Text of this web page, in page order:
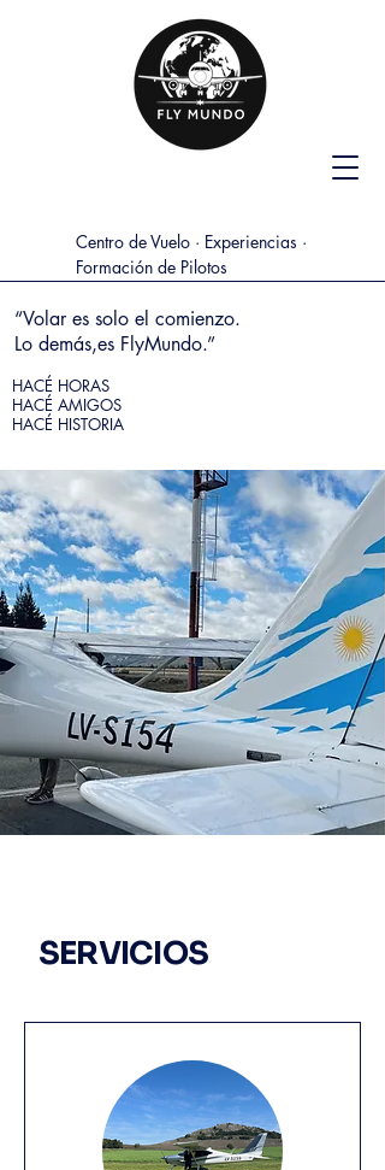
Centro de Vuelo · Experiencias ·
Formación de Pilotos
“Volar es solo el comienzo.
Lo demás,es FlyMundo.”
HACÉ HORAS
HACÉ AMIGOS
HACÉ HISTORIA
SERVICIOS